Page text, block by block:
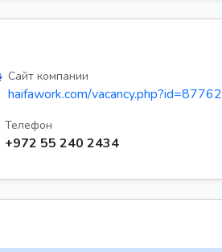
Сайт компании
haifawork.com/vacancy.php?id=87762
Телефон
+972 55 240 2434